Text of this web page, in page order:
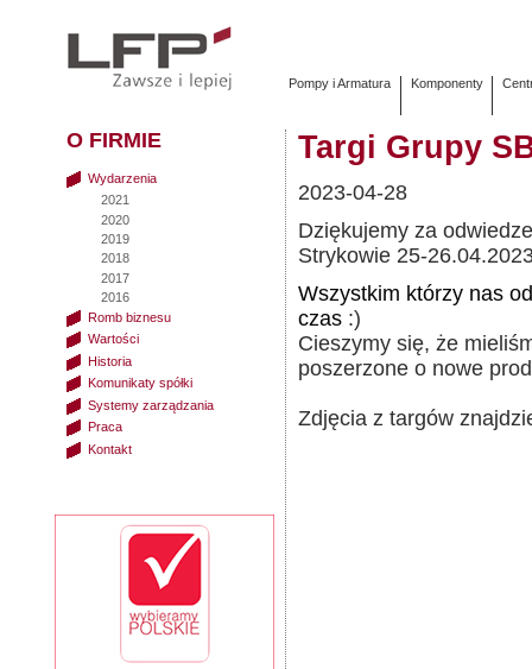
Pompy i Armatura Komponenty
Targi Grupy
2023-04-28
Dziękujemy za
Strykowie 25-
Wszystkim którzy nas
czas :)
Cieszymy się, że
poszerzone o nowe
Zdjęcia z targów
O FIRMIE
Wydarzenia
2021
2020
2019
2018
2017
2016
Romb biznesu
Wartości
Historia
Komunikaty spółki
Systemy zarządzania
Praca
Kontakt